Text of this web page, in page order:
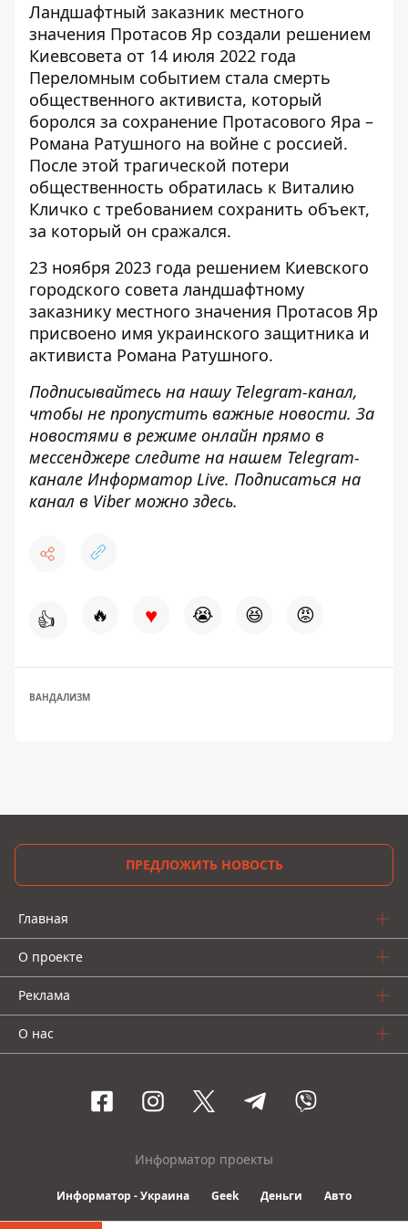
Ландшафтный заказник местного
значения Протасов Яр создали решением
Киевсовета от 14 июля 2022 года
Переломным событием стала смерть
общественного активиста, который
боролся за сохранение Протасового Яра –
Романа Ратушного на войне с россией.
После этой трагической потери
общественность обратилась к Виталию
Кличко с требованием сохранить объект,
за который он сражался.
23 ноября 2023 года решением Киевского
городского совета ландшафтному
заказнику местного значения Протасов Яр
присвоено имя украинского защитника и
активиста Романа Ратушного.
Подписывайтесь на нашу Telegram-канал,
чтобы не пропустить важные новости. За
новостями в режиме онлайн прямо в
мессенджере следите на нашем Telegram-
канале Информатор Live. Подписаться на
канал в Viber можно здесь.
👍 🔥 ♥ 😭 😆 😡
ВАНДАЛИЗМ
ПРЕДЛОЖИТЬ НОВОСТЬ
Главная
О проекте
Реклама
О нас
Информатор проекты
Информатор - Украина Geek Деньги Авто